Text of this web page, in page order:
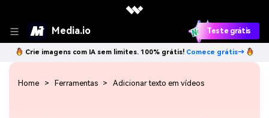
Media.io Teste grátis
Crie imagens com IA sem limites. 100% grátis! Comece grátis→
Home Ferramentas Adicionar texto em vídeos